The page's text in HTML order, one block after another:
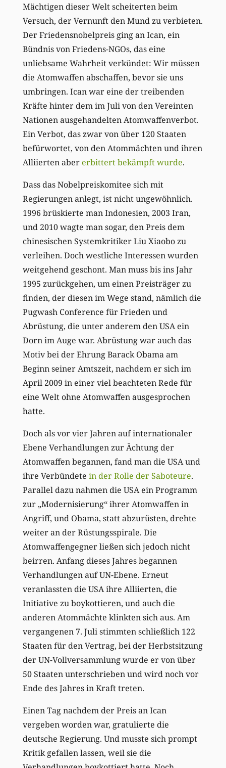
Mächtigen dieser Welt scheiterten beim
Versuch, der Vernunft den Mund zu verbieten.
Der Friedensnobelpreis ging an Ican, ein
Bündnis von Friedens-NGOs, das eine
unliebsame Wahrheit verkündet: Wir müssen
die Atomwaffen abschaffen, bevor sie uns
umbringen. Ican war eine der treibenden
Kräfte hinter dem im Juli von den Vereinten
Nationen ausgehandelten Atomwaffenverbot.
Ein Verbot, das zwar von über 120 Staaten
befürwortet, von den Atommächten und ihren
Alliierten abererbittert bekämpft wurde.
Dass das Nobelpreiskomitee sich mit
Regierungen anlegt, ist nicht ungewöhnlich.
1996 brüskierte man Indonesien, 2003 Iran,
und 2010 wagte man sogar, den Preis dem
chinesischen Systemkritiker Liu Xiaobo zu
verleihen. Doch westliche Interessen wurden
weitgehend geschont. Man muss bis ins Jahr
1995 zurückgehen, um einen Preisträger zu
finden, der diesen im Wege stand, nämlich die
Pugwash Conference für Frieden und
Abrüstung, die unter anderem den USA ein
Dorn im Auge war. Abrüstung war auch das
Motiv bei der Ehrung Barack Obama am
Beginn seiner Amtszeit, nachdem er sich im
April 2009 in einer viel beachteten Rede für
eine Welt ohne Atomwaffen ausgesprochen
hatte.
Doch als vor vier Jahren auf internationaler
Ebene Verhandlungen zur Ächtung der
Atomwaffen begannen, fand man die USA und
ihre Verbündete in der Rolle der Saboteure.
Parallel dazu nahmen die USA ein Programm
zur „Modernisierung“ ihrer Atomwaffen in
Angriff, und Obama, statt abzurüsten, drehte
weiter an der Rüstungsspirale. Die
Atomwaffengegner ließen sich jedoch nicht
beirren. Anfang dieses Jahres begannen
Verhandlungen auf UN-Ebene. Erneut
veranlassten die USA ihre Alliierten, die
Initiative zu boykottieren, und auch die
anderen Atommächte klinkten sich aus. Am
vergangenen 7. Juli stimmten schließlich 122
Staaten für den Vertrag, bei der Herbstsitzung
der UN-Vollversammlung wurde er von über
50 Staaten unterschrieben und wird noch vor
Ende des Jahres in Kraft treten.
Einen Tag nachdem der Preis an Ican
vergeben worden war, gratulierte die
deutsche Regierung. Und musste sich prompt
Kritik gefallen lassen, weil sie die